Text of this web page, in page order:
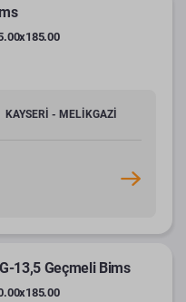
KAYSERİ - MELİKGAZİ
13,5 Geçmeli Bims